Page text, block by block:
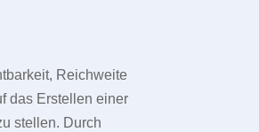
Reichweite
das Erstellen einer
stellen. Durch